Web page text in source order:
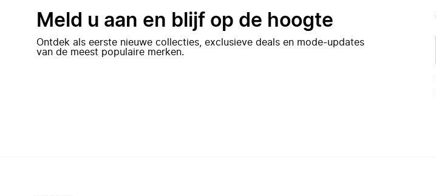
Meld u aan en blijf op de hoogte
Ontdek als eerste nieuwe collecties, exclusieve deals en mode-updates
van de meest populaire merken.